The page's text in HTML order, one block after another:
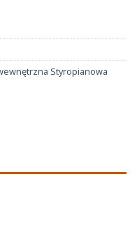
Styropianowa